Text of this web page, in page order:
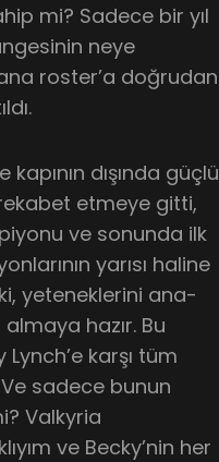
mi? Sadece bir yıl
neye
roster’a doğrudan
dışında güçlü
etmeye gitti,
ve sonunda ilk
yarısı haline
yeteneklerini ana-
hazır. Bu
karşı tüm
sadece bunun
Valkyria
ve Becky’nin her